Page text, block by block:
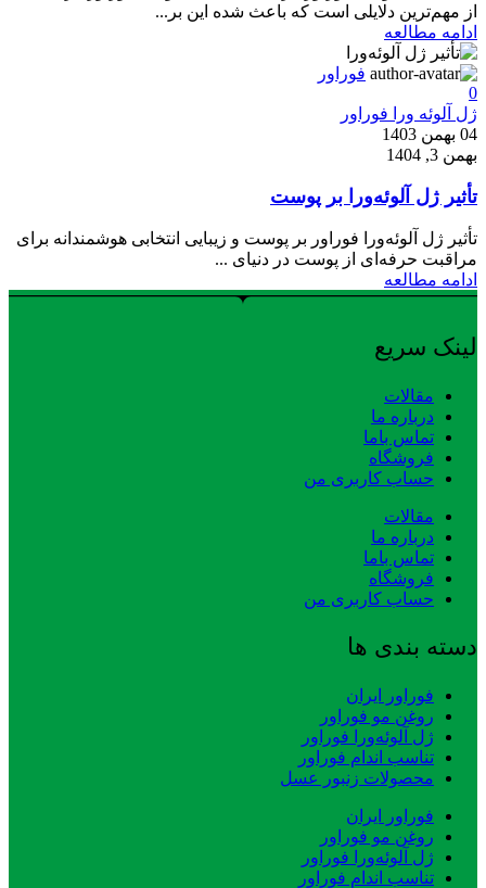
از مهم‌ترین دلایلی است که باعث شده این بر...
ادامه مطالعه
فوراور
0
ژل آلوئه ورا فوراور
04 بهمن 1403
بهمن 3, 1404
تأثیر ژل آلوئه‌ورا بر پوست
تأثیر ژل آلوئه‌ورا فوراور بر پوست و زیبایی انتخابی هوشمندانه برای
مراقبت حرفه‌ای از پوست در دنیای ...
ادامه مطالعه
لینک سریع
مقالات
درباره ما
تماس باما
فروشگاه
حساب کاربری من
مقالات
درباره ما
تماس باما
فروشگاه
حساب کاربری من
دسته بندی ها
فوراور ایران
روغن مو فوراور
ژل آلوئه‌ورا فوراور
تناسب اندام فوراور
محصولات زنبور عسل
فوراور ایران
روغن مو فوراور
ژل آلوئه‌ورا فوراور
تناسب اندام فوراور